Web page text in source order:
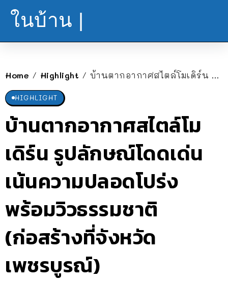
ในบ้าน |
Home / Highlight / บ้านตากอากาศสไตล์โมเดิร์น รูปลักษณ์โดดเด่น เน้นความปลอดโปร่ง พร้อมวิวธรรมชาติ (ก่อสร้างที่จังหวัดเพชรบูรณ์)
HIGHLIGHT
บ้านตากอากาศสไตล์โม
เดิร์น รูปลักษณ์โดดเด่น
เน้นความปลอดโปร่ง
พร้อมวิวธรรมชาติ
(ก่อสร้างที่จังหวัด
เพชรบูรณ์)